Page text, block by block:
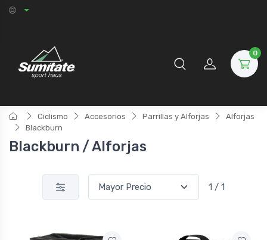
0
Ciclismo Accesorios Parrillas y Alforjas
Alforjas
Blackburn
Blackburn / Alforjas
1 / 1